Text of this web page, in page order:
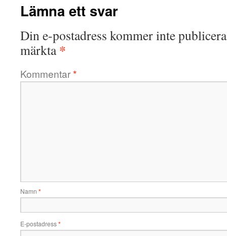
Lämna ett svar
Din e-postadress kommer inte
märkta*
Kommentar*
Namn *
E-postadress*